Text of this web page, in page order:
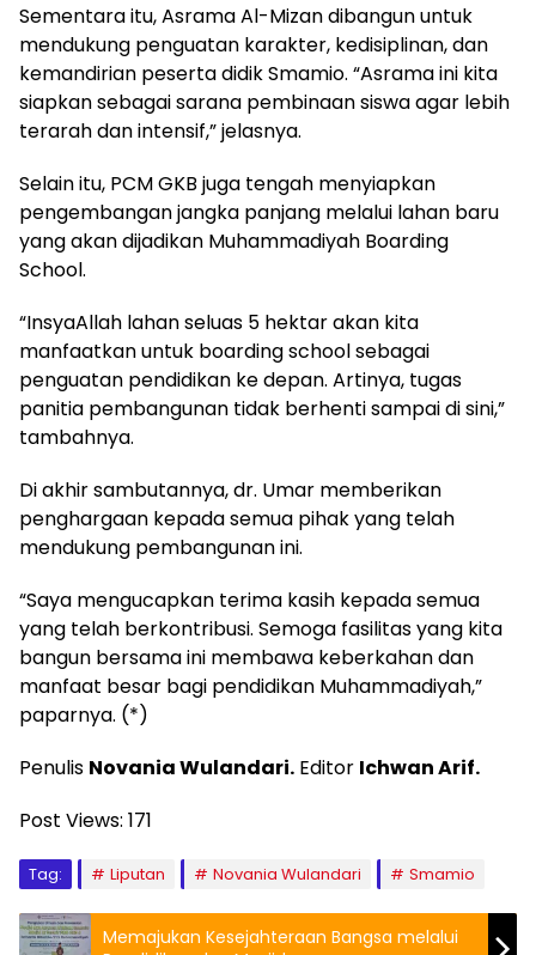
Sementara itu, Asrama Al-Mizan dibangun untuk
mendukung penguatan karakter, kedisiplinan, dan
kemandirian peserta didik Smamio. “Asrama ini kita
siapkan sebagai sarana pembinaan siswa agar lebih
terarah dan intensif,” jelasnya.
Selain itu, PCM GKB juga tengah menyiapkan
pengembangan jangka panjang melalui lahan baru
yang akan dijadikan Muhammadiyah Boarding
School.
“InsyaAllah lahan seluas 5 hektar akan kita
manfaatkan untuk boarding school sebagai
penguatan pendidikan ke depan. Artinya, tugas
panitia pembangunan tidak berhenti sampai di sini,”
tambahnya.
Di akhir sambutannya, dr. Umar memberikan
penghargaan kepada semua pihak yang telah
mendukung pembangunan ini.
“Saya mengucapkan terima kasih kepada semua
yang telah berkontribusi. Semoga fasilitas yang kita
bangun bersama ini membawa keberkahan dan
manfaat besar bagi pendidikan Muhammadiyah,”
paparnya. (*)
Penulis Novania Wulandari. Editor Ichwan Arif.
Post Views: 171
Tag: Liputan Novania Wulandari Smamio
Memajukan Kesejahteraan Bangsa melalui